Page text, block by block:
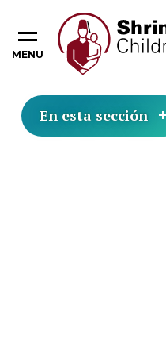
MENU
En esta sección